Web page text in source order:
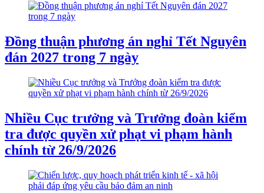
Đồng thuận phương án nghỉ Tết Nguyên
đán 2027 trong 7 ngày
Nhiều Cục trưởng và Trưởng đoàn kiểm
tra được quyền xử phạt vi phạm hành
chính từ 26/9/2026